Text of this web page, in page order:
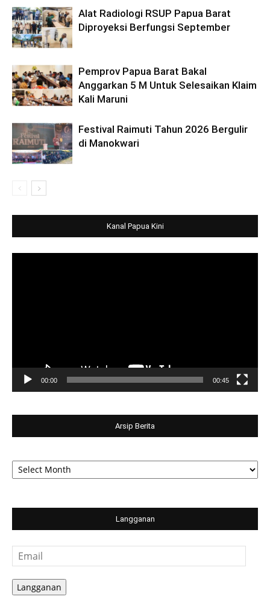
Alat Radiologi RSUP Papua Barat
Diproyeksi Berfungsi September
Pemprov Papua Barat Bakal
Anggarkan 5 M Untuk Selesaikan Klaim
Kali Maruni
Festival Raimuti Tahun 2026 Bergulir
di Manokwari
Kanal Papua Kini
00:00 00:45
Arsip Berita
Arsip
Berita
Langganan
Email
Langganan